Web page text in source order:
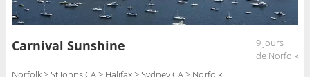
Carnival Sunshine
9 jours
de Norfolk
Norfolk > St Johns CA > Halifax > Sydney CA > Norfolk